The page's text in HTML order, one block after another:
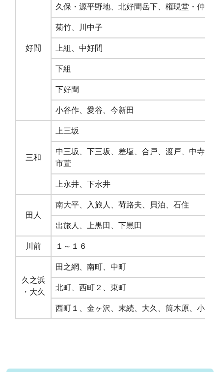
好間
久保・源平野地、北好間岳下、権現堂・仲組
菊竹、川中子
上組、中好間
下組
下好間
小谷作、愛谷、今新田
三和
上三坂
中三坂、下三坂、差塩、合戸、渡戸、中寺、
市萱
上永井、下永井
田人
南大平、入旅人、荷路夫、貝泊、石住
出旅人、上黒田、下黒田
川前 １～１６
久之浜
・大久
田之網、南町、中町
北町、西町２、東町
西町１、金ヶ沢、末続、大久、筒木原、小久